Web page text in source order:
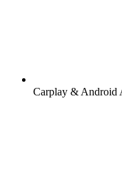
Carplay & Android